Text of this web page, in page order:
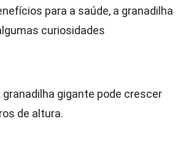
para a saúde, a granadilha
curiosidades
granadilha gigante pode crescer
de altura.